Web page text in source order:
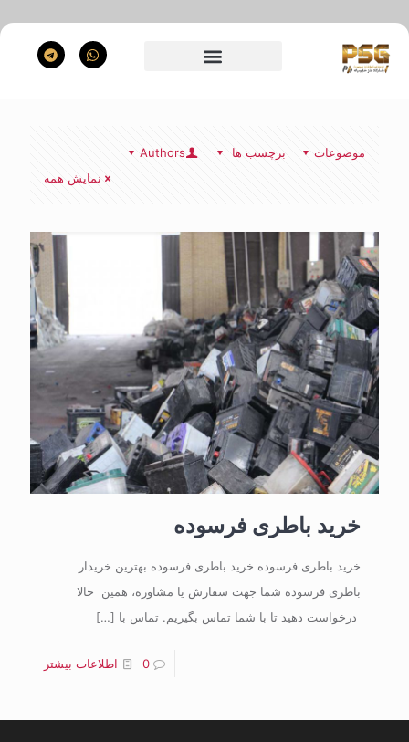
موضوعات برچسب ها
Authors
نمایش همه
خرید باطری فرسوده
خرید باطری فرسوده خرید باطری فرسوده بهترین خریدار
باطری فرسوده شما جهت سفارش یا مشاوره، همین حالا
درخواست دهید تا با شما تماس بگیریم. تماس با […]
0 اطلاعات بیشتر